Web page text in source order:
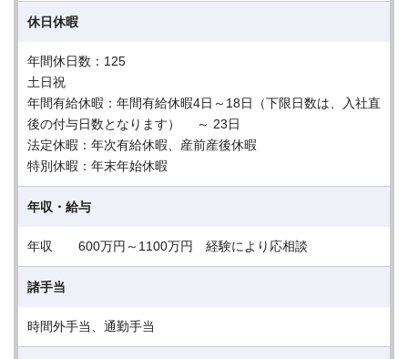
休日休暇
年間休日数：125
土日祝
年間有給休暇：年間有給休暇4日～18日（下限日数は、入社直
後の付与日数となります） ～ 23日
法定休暇：年次有給休暇、産前産後休暇
特別休暇：年末年始休暇
年収・給与
年収 600万円～1100万円 経験により応相談
諸手当
時間外手当、通勤手当